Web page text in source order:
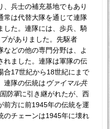
、兵士の補充基地でもあり
常は代替大隊を通じて連隊
した。連隊には、歩兵、騎
がありました。先駆者
などの他の専門分野は、よ
れました。連隊は軍隊の伝
合17世紀から18世紀にまで
連隊の伝統はヴァイマル共
防軍に引き継がれたが、西
前方に前1945年の伝統を運
のチェーンは1945年に壊れ